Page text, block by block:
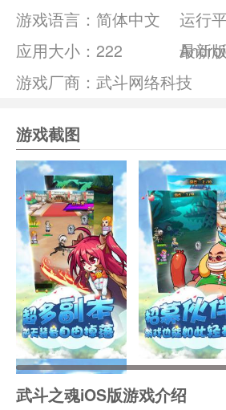
游戏语言： 简体中文
运行
应用大小： 222
最新
游戏厂商：武斗网络科技
游戏截图
武斗之魂iOS版游戏介绍